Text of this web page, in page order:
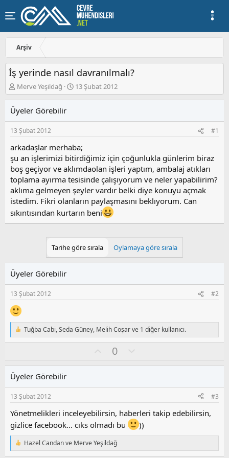
Arşiv
İş yerinde nasıl davranılmalı?
K
o
u
y
u
a
ş
l
a
t
a
n
Merve Yeşildağ
B
a
a
ı
ç
t
a
r
i
h
i
13 Şubat 2012
Üyeler Görebilir
13 Şubat 2012 #1
arkadaşlar merhaba;
şu an işlerimizi bitirdiğimiz için çoğunlukla günlerim biraz
boş geçiyor ve aklımdaolan işleri yaptım, ambalaj atıkları
toplama ayırma tesisinde çalışıyorum ve neler yapabilirim?
aklıma gelmeyen şeyler vardır belki diye konuyu açmak
istedim. Fikri olanların paylaşmasını beklıyorum. Can
sıkıntısından kurtarın beni
Tarihe göre sırala Oylamaya göre sırala
Üyeler Görebilir
13 Şubat 2012 #2
T
e
i
l
e
r
:
Tuğba Cabi,Seda Güney, Melih Coşarve 1 diğer kullanıcı.
y
0
l
s
u
z
o
y
a
Üyeler Görebilir
13 Şubat 2012 #3
Yönetmelikleri inceleyebilirsin, haberleri takip edebilirsin,
gizlice facebook... cıks olmadı bu
))
T
e
Hazel Candanve Merve Yeşildağ